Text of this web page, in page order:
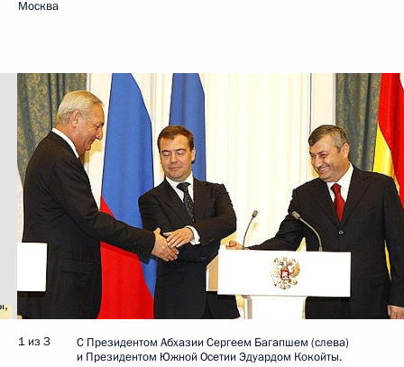
Москва
1 из 3
С Президентом Абхазии Сергеем Багапшем (слева)
и Президентом Южной Осетии Эдуардом Кокойты.